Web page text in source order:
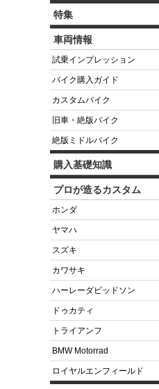
特集
車両情報
試乗インプレッション
バイク購入ガイド
カスタムバイク
旧車・絶版バイク
絶版ミドルバイク
購入基礎知識
プロが造るカスタム
ホンダ
ヤマハ
スズキ
カワサキ
ハーレーダビッドソン
ドゥカティ
トライアンフ
BMW Motorrad
ロイヤルエンフィールド